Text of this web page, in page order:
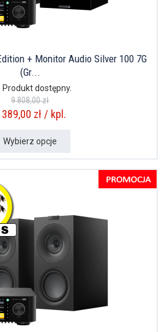
+ Monitor Audio Silver 100 7G
(Gr...
Produkt dostępny.
9 808,00 zł
389,00 zł / kpl.
Wybierz opcje